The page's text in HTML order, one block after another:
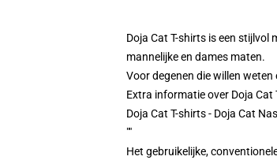
Doja Cat T-shirts is een stijlvol
mannelijke en dames maten.
Voor degenen die willen
Extra informatie over Doja Cat
Doja Cat T-shirts - Doja Cat
""
Het gebruikelijke,